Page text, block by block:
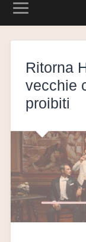
Ritorna
vecchie
proibiti